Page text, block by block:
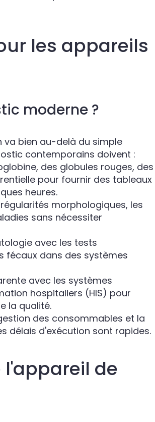
les appareils
moderne ?
va bien au-delà du simple
contemporains doivent :
des globules rouges, des
pour fournir des tableaux
heures.
morphologiques, les
sans nécessiter
avec les tests
fécaux dans des systèmes
avec les systèmes
hospitaliers (HIS) pour
la qualité.
des consommables et la
délais d'exécution sont rapides.
l'appareil de